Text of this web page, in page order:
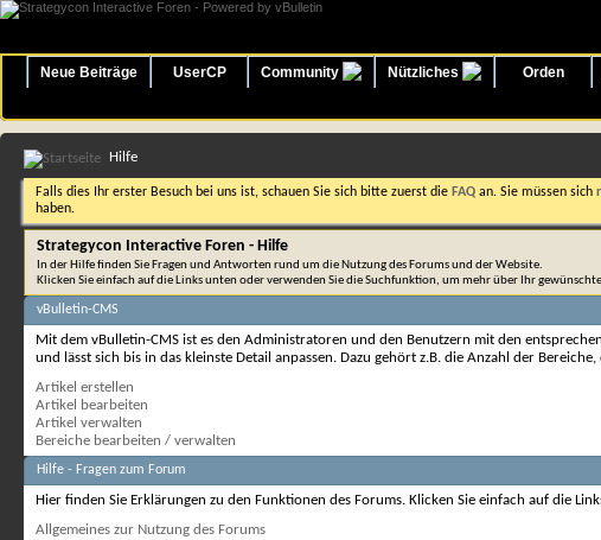
Neue Beiträge UserCP Community Nützliches Orden
Hilfe
Falls dies Ihr erster Besuch bei uns ist, schauen Sie sich bitte zuerst die FAQ an. Sie müssen sich
haben.
Strategycon Interactive Foren - Hilfe
In der Hilfe finden Sie Fragen und Antworten rund um die Nutzung des Forums und der Website.
Klicken Sie einfach auf die Links unten oder verwenden Sie die Suchfunktion, um mehr über Ihr
vBulletin-CMS
Mit dem vBulletin-CMS ist es den Administratoren und den Benutzern mit den
und lässt sich bis in das kleinste Detail anpassen. Dazu gehört z.B. die Anzahl der
Artikel erstellen
Artikel bearbeiten
Artikel verwalten
Bereiche bearbeiten / verwalten
Hilfe - Fragen zum Forum
Hier finden Sie Erklärungen zu den Funktionen des Forums. Klicken Sie einfach auf die
Allgemeines zur Nutzung des Forums